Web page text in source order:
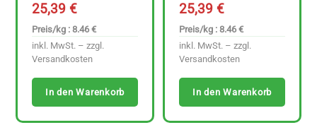
25,39€
Preis/kg : 8.46 €
inkl. MwSt. – zzgl.
Versandkosten
In den Warenkorb
25,39€
Preis/kg : 8.46 €
inkl. MwSt. – zzgl.
Versandkosten
In den Warenkorb